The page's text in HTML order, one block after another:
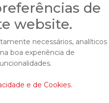
de
website.
necessários, analíticos
boa experiência de
e de Cookies.